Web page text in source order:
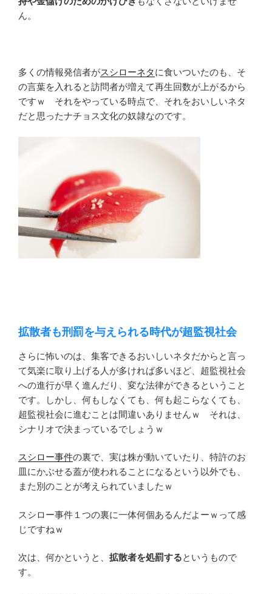
ん。
多くの情報発信者がスシローネタに食いついたのも、そ
の言葉を入れると訪問者が増えて再生回数が上がるから
ですｗ それをやっている時点で、それをおいしいネタ
だと思ったナチョス文化の奴隷なのです。
拡散者も刑罰を与えられる時代が超監視社会
さらに怖いのは、集客できるおいしいネタだからと言っ
て気楽に取り上げる人が多ければ多いほど、超監視社会
への進行が早く進んだり、変な法律ができるということ
です。しかし、何もしなくても、何も起こらなくても、
超監視社会に進むことは間違いありませんｗ それは、
シナリオで決まっているでしょうｗ
スシロー事件の裏で、実は株が動いていたり、特許のお
皿にかぶせる蓋が使われることになるという以外でも、
また別のことが考えられていましたｗ
スシロー事件１つの裏に一体何個あるんだよーｗって感
じですねｗ
次は、何かというと、 拡散者を処罰するというもので
す。